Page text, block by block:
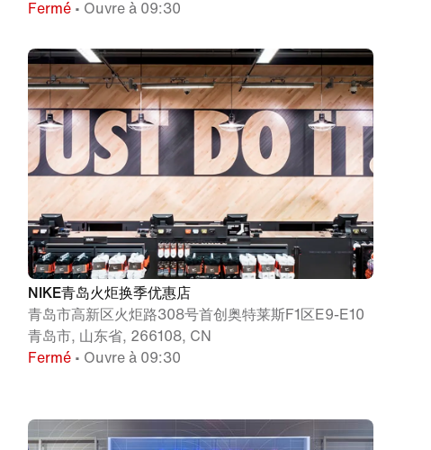
Fermé • Ouvre à 09:30
NIKE青岛火炬换季优惠店
青岛市高新区火炬路308号首创奥特莱斯F1区E9-E10
青岛市, 山东省, 266108, CN
Fermé • Ouvre à 09:30